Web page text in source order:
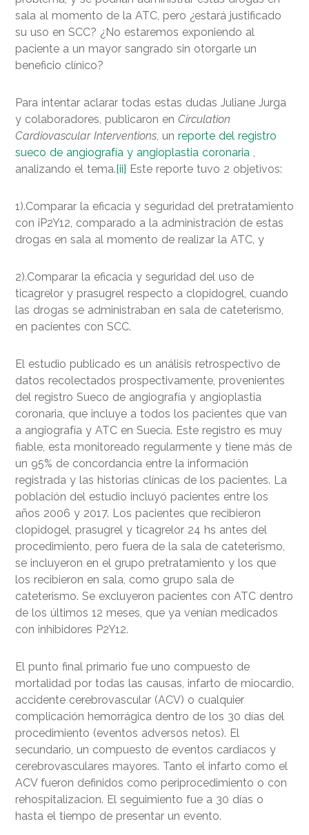
sala al momento de la ATC, pero ¿estará justificado
su uso en SCC? ¿No estaremos exponiendo al
paciente a un mayor sangrado sin otorgarle un
beneficio clínico?
Para intentar aclarar todas estas dudas Juliane Jurga
y colaboradores, publicaron en Circulation
Cardiovascular Interventions, un reporte del registro
sueco de angiografía y angioplastia coronaria ,
analizando el tema.[ii] Este reporte tuvo 2 objetivos:
1).Comparar la eficacia y seguridad del pretratamiento
con iP2Y12, comparado a la administración de estas
drogas en sala al momento de realizar la ATC, y
2).Comparar la eficacia y seguridad del uso de
ticagrelor y prasugrel respecto a clopidogrel, cuando
las drogas se administraban en sala de cateterismo,
en pacientes con SCC.
El estudio publicado es un análisis retrospectivo de
datos recolectados prospectivamente, provenientes
del registro Sueco de angiografía y angioplastia
coronaria, que incluye a todos los pacientes que van
a angiografía y ATC en Suecia. Este registro es muy
fiable, esta monitoreado regularmente y tiene más de
un 95% de concordancia entre la información
registrada y las historias clínicas de los pacientes. La
población del estudio incluyó pacientes entre los
años 2006 y 2017. Los pacientes que recibieron
clopidogel, prasugrel y ticagrelor 24 hs antes del
procedimiento, pero fuera de la sala de cateterismo,
se incluyeron en el grupo pretratamiento y los que
los recibieron en sala, como grupo sala de
cateterismo. Se excluyeron pacientes con ATC dentro
de los últimos 12 meses, que ya venían medicados
con inhibidores P2Y12.
El punto final primario fue uno compuesto de
mortalidad por todas las causas, infarto de miocardio,
accidente cerebrovascular (ACV) o cualquier
complicación hemorrágica dentro de los 30 días del
procedimiento (eventos adversos netos). El
secundario, un compuesto de eventos cardiacos y
cerebrovasculares mayores. Tanto el infarto como el
ACV fueron definidos como periprocedimiento o con
rehospitalizacion. El seguimiento fue a 30 días o
hasta el tiempo de presentar un evento.